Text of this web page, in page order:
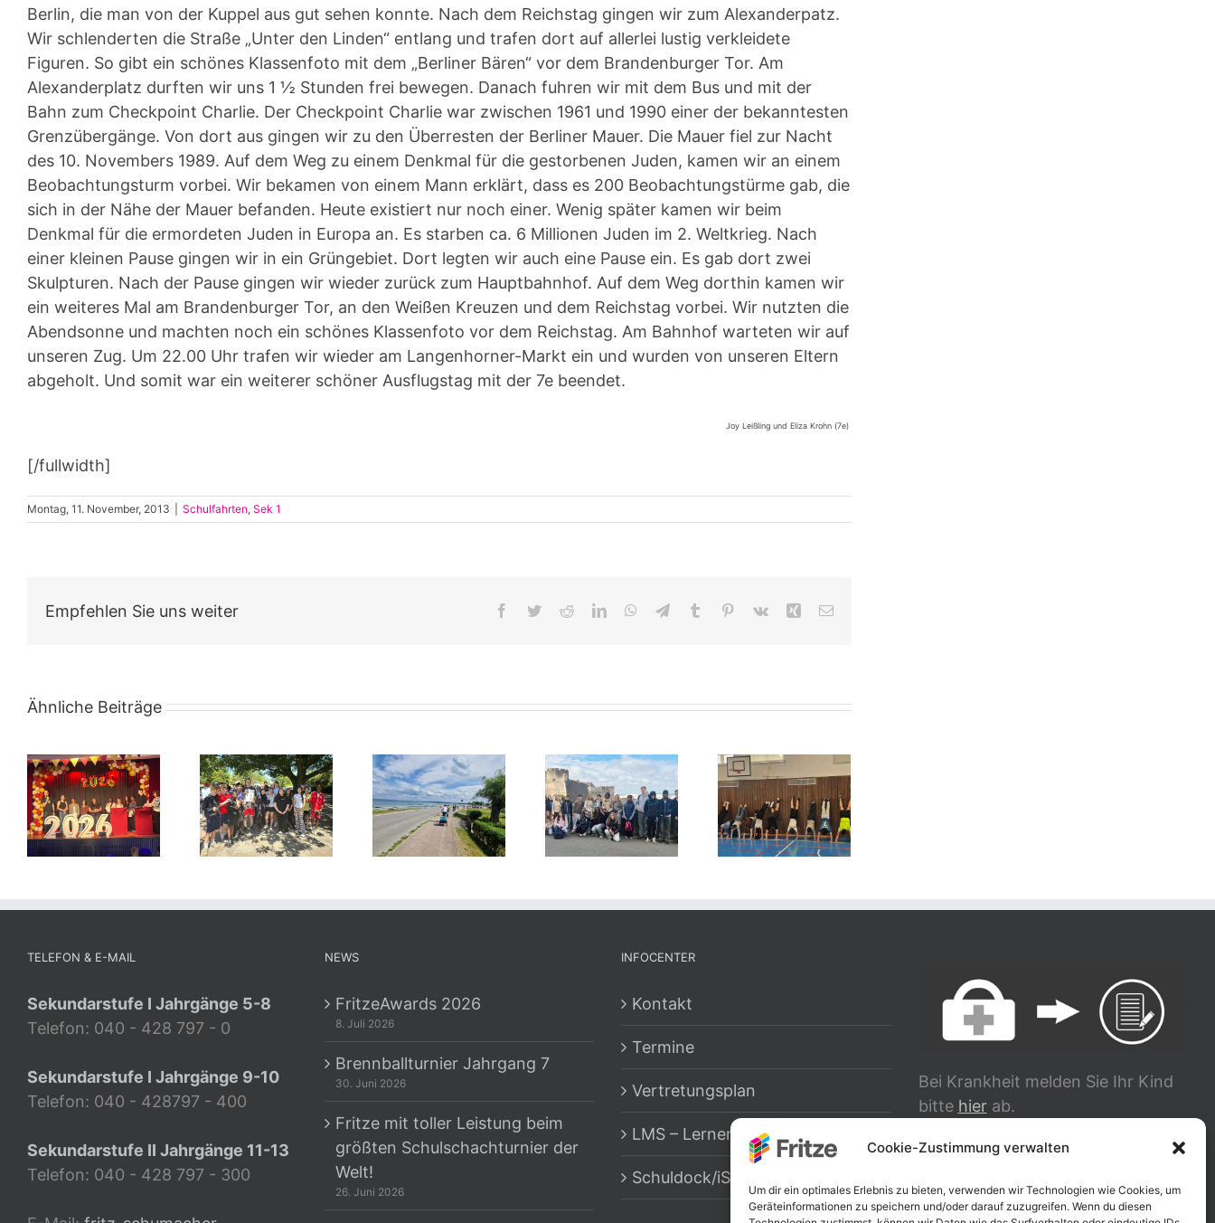
Cookie-Zustimmung verwalten
Um dir ein optimales Erlebnis zu bieten, verwenden wir Technologien wie Cookies, um
Geräteinformationen zu speichern und/oder darauf zuzugreifen. Wenn du diesen
Berlin, die man von der Kuppel aus gut sehen konnte. Nach dem Reichstag gingen wir zum Alexanderpatz.
Wir schlenderten die Straße „Unter den Linden“ entlang und trafen dort auf allerlei lustig verkleidete
Figuren. So gibt ein schönes Klassenfoto mit dem „Berliner Bären“ vor dem Brandenburger Tor. Am
Alexanderplatz durften wir uns 1 ½ Stunden frei bewegen. Danach fuhren wir mit dem Bus und mit der
Bahn zum Checkpoint Charlie. Der Checkpoint Charlie war zwischen 1961 und 1990 einer der bekanntesten
Grenzübergänge. Von dort aus gingen wir zu den Überresten der Berliner Mauer. Die Mauer fiel zur Nacht
des 10. Novembers 1989. Auf dem Weg zu einem Denkmal für die gestorbenen Juden, kamen wir an einem
Beobachtungsturm vorbei. Wir bekamen von einem Mann erklärt, dass es 200 Beobachtungstürme gab, die
sich in der Nähe der Mauer befanden. Heute existiert nur noch einer. Wenig später kamen wir beim
Denkmal für die ermordeten Juden in Europa an. Es starben ca. 6 Millionen Juden im 2. Weltkrieg. Nach
einer kleinen Pause gingen wir in ein Grüngebiet. Dort legten wir auch eine Pause ein. Es gab dort zwei
Skulpturen. Nach der Pause gingen wir wieder zurück zum Hauptbahnhof. Auf dem Weg dorthin kamen wir
ein weiteres Mal am Brandenburger Tor, an den Weißen Kreuzen und dem Reichstag vorbei. Wir nutzten die
Abendsonne und machten noch ein schönes Klassenfoto vor dem Reichstag. Am Bahnhof warteten wir auf
unseren Zug. Um 22.00 Uhr trafen wir wieder am Langenhorner-Markt ein und wurden von unseren Eltern
abgeholt. Und somit war ein weiterer schöner Ausflugstag mit der 7e beendet.
Joy Leißling und Eliza Krohn (7e)
[/fullwidth]
Montag, 11. November, 2013 Schulfahrten, Sek 1
Empfehlen Sie uns weiter Facebook
TwitterRedditLinkedInWhatsApp
TelegramTumblr Pinterest
Vk Xing E-
Ähnliche Beiträge
TELEFON & E-MAIL
Sekundarstufe I Jahrgänge 5-8
Telefon: 040 - 428 797 - 0
Sekundarstufe I Jahrgänge 9-10
Telefon: 040 - 428797 - 400
Sekundarstufe II Jahrgänge 11-13
Telefon: 040 - 428 797 - 300
NEWS
FritzeAwards 2026
8. Juli 2026
Brennballturnier Jahrgang 7
30. Juni 2026
Fritze mit toller Leistung beim
größten Schulschachturnier der
Welt!
26. Juni 2026
INFOCENTER
Kontakt
Termine
Vertretungsplan
LMS – Lernen Hamburg
Schuldock/iServ
Bei Krankheit melden Sie Ihr Kind
bitte hierab.